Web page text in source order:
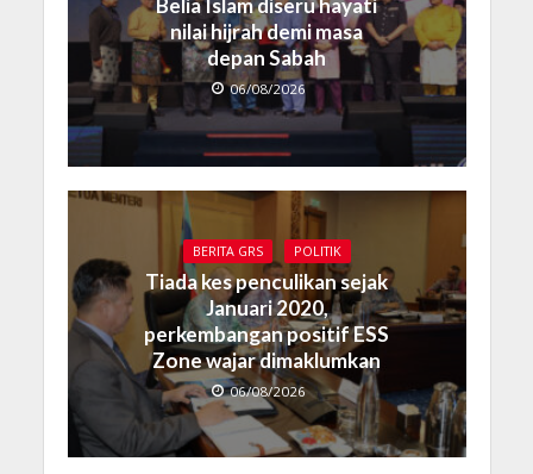
Belia Islam diseru hayati
nilai hijrah demi masa
depan Sabah
06/08/2026
BERITA GRS POLITIK
Tiada kes penculikan sejak
Januari 2020,
perkembangan positif ESS
Zone wajar dimaklumkan
06/08/2026